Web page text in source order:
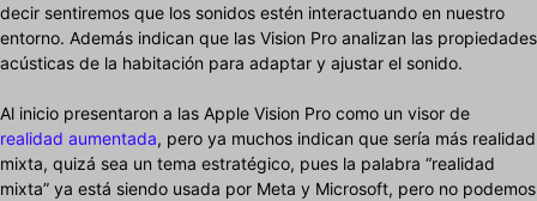
decir sentiremos que los sonidos estén interactuando en nuestro
entorno. Además indican que las Vision Pro analizan las propiedades
acústicas de la habitación para adaptar y ajustar el sonido.
Al inicio presentaron a las Apple Vision Pro como un visor de
realidad aumentada, pero ya muchos indican que sería más realidad
mixta, quizá sea un tema estratégico, pues la palabra “realidad
mixta” ya está siendo usada por Meta y Microsoft, pero no podemos